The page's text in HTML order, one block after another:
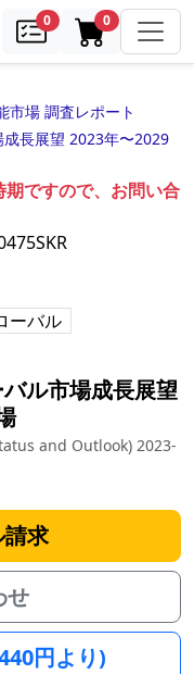
0samples0in cart
市場 調査レポート
長展望 2023年〜2029
ですので、お問い合
ーバル
ル市場成長展望
and Outlook) 2023-
求
せ
円より)